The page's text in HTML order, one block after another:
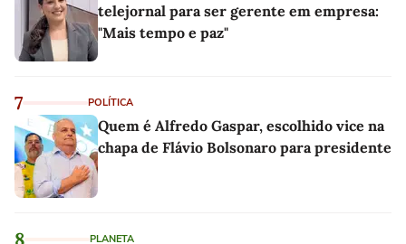
telejornal para ser gerente em empresa:
"Mais tempo e paz"
7 POLÍTICA
Quem é Alfredo Gaspar, escolhido vice na
chapa de Flávio Bolsonaro para presidente
8 PLANETA